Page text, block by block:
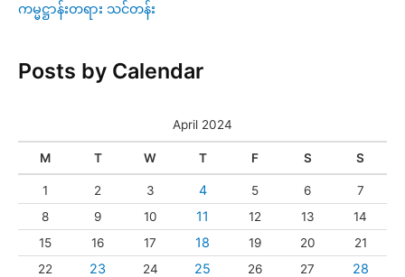
ကမ္မဋ္ဌာန်းတရား သင်တန်း
Posts by Calendar
April 2024
M T W T F S S
1 2 3 4 5 6
7
8
9 10 11 12 13
14
15
16 17 18 19 20
21
22
23 24 25 26 27 28